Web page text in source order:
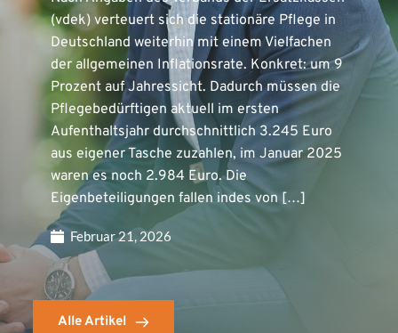
(vdek) verteuert sich die stationäre Pflege in
Deutschland weiterhin mit einem Vielfachen
der allgemeinen Inflationsrate. Konkret: um 9
Prozent auf Jahressicht. Dadurch müssen die
Pflegebedürftigen aktuell im ersten
Aufenthaltsjahr durchschnittlich 3.245 Euro
aus eigener Tasche zuzahlen, im Januar 2025
waren es noch 2.984 Euro. Die
Eigenbeteiligungen fallen indes von […]
Februar 21, 2026
Alle Artikel